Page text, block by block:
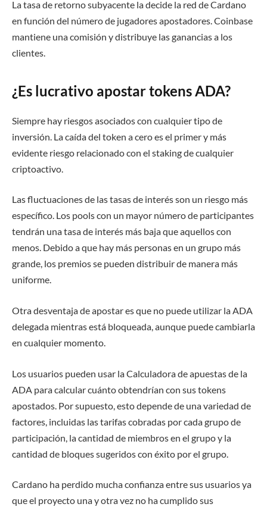
La tasa de retorno subyacente la decide la red de Cardano
en función del número de jugadores apostadores. Coinbase
mantiene una comisión y distribuye las ganancias a los
clientes.
¿Es lucrativo apostar tokens ADA?
Siempre hay riesgos asociados con cualquier tipo de
inversión. La caída del token a cero es el primer y más
evidente riesgo relacionado con el staking de cualquier
criptoactivo.
Las fluctuaciones de las tasas de interés son un riesgo más
específico. Los pools con un mayor número de participantes
tendrán una tasa de interés más baja que aquellos con
menos. Debido a que hay más personas en un grupo más
grande, los premios se pueden distribuir de manera más
uniforme.
Otra desventaja de apostar es que no puede utilizar la ADA
delegada mientras está bloqueada, aunque puede cambiarla
en cualquier momento.
Los usuarios pueden usar la Calculadora de apuestas de la
ADA para calcular cuánto obtendrían con sus tokens
apostados. Por supuesto, esto depende de una variedad de
factores, incluidas las tarifas cobradas por cada grupo de
participación, la cantidad de miembros en el grupo y la
cantidad de bloques sugeridos con éxito por el grupo.
Cardano ha perdido mucha confianza entre sus usuarios ya
que el proyecto una y otra vez no ha cumplido sus